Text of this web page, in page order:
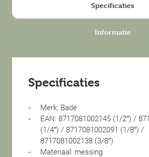
Specificaties
Informatie
Specificaties
Merk: Badé
EAN: 8717081002145 (1/2″) /
(1/4″) / 8717081002091 (1/8″) /
8717081002138 (3/8″)
Materiaal: messing